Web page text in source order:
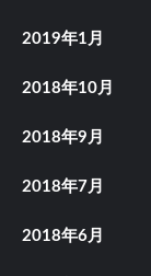
2019年1月
2018年10月
2018年9月
2018年7月
2018年6月